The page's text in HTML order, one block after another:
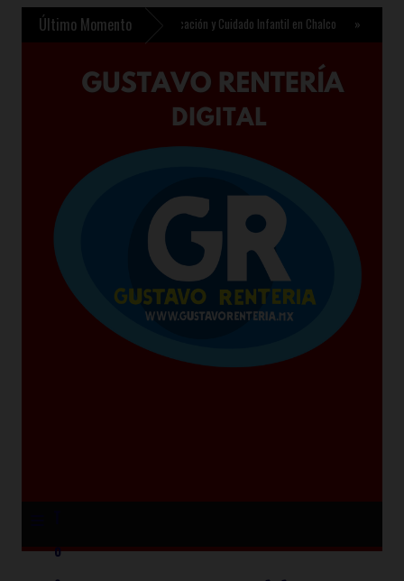
Último Momento
nuevo Centro de Educación y Cuidado Infantil en Chalco »Sheinbaum
o